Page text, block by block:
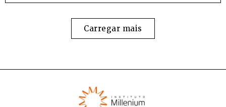
Carregar mais